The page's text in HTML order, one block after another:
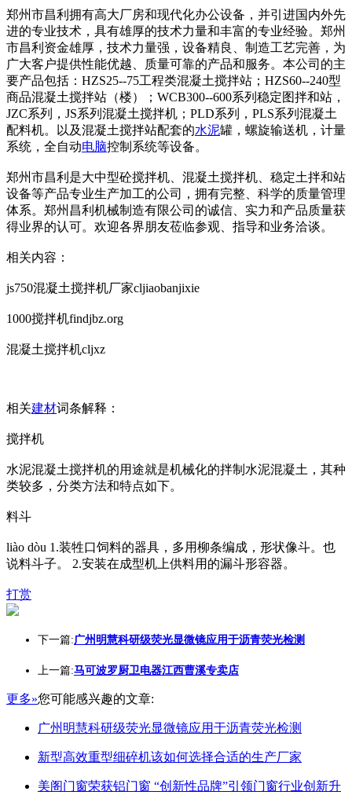
郑州市昌利拥有高大厂房和现代化办公设备，并引进国内外先
进的专业技术，具有雄厚的技术力量和丰富的专业经验。郑州
市昌利资金雄厚，技术力量强，设备精良、制造工艺完善，为
广大客户提供性能优越、质量可靠的产品和服务。本公司的主
要产品包括：HZS25--75工程类混凝土搅拌站；HZS60--240型
商品混凝土搅拌站（楼）；WCB300--600系列稳定图拌和站，
JZC系列，JS系列混凝土搅拌机；PLD系列，PLS系列混凝土
配料机。以及混凝土搅拌站配套的水泥罐，螺旋输送机，计量
系统，全自动电脑控制系统等设备。
郑州市昌利是大中型砼搅拌机、混凝土搅拌机、稳定土拌和站
设备等产品专业生产加工的公司，拥有完整、科学的质量管理
体系。郑州昌利机械制造有限公司的诚信、实力和产品质量获
得业界的认可。欢迎各界朋友莅临参观、指导和业务洽谈。
相关内容：
js750混凝土搅拌机厂家cljiaobanjixie
1000搅拌机findjbz.org
混凝土搅拌机cljxz
相关建材词条解释：
搅拌机
水泥混凝土搅拌机的用途就是机械化的拌制水泥混凝土，其种
类较多，分类方法和特点如下。
料斗
liào dòu 1.装牲口饲料的器具，多用柳条编成，形状像斗。也
说料斗子。 2.安装在成型机上供料用的漏斗形容器。
打赏
下一篇:广州明慧科研级荧光显微镜应用于沥青荧光检测
上一篇:马可波罗厨卫电器江西曹溪专卖店
更多»您可能感兴趣的文章:
广州明慧科研级荧光显微镜应用于沥青荧光检测
新型高效重型细碎机该如何选择合适的生产厂家
美阁门窗荣获铝门窗 “创新性品牌”引领门窗行业创新升